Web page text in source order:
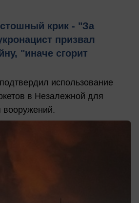
крик - "За
призвал
"иначе сгорит
использование
в Незалежной для
вооружений.